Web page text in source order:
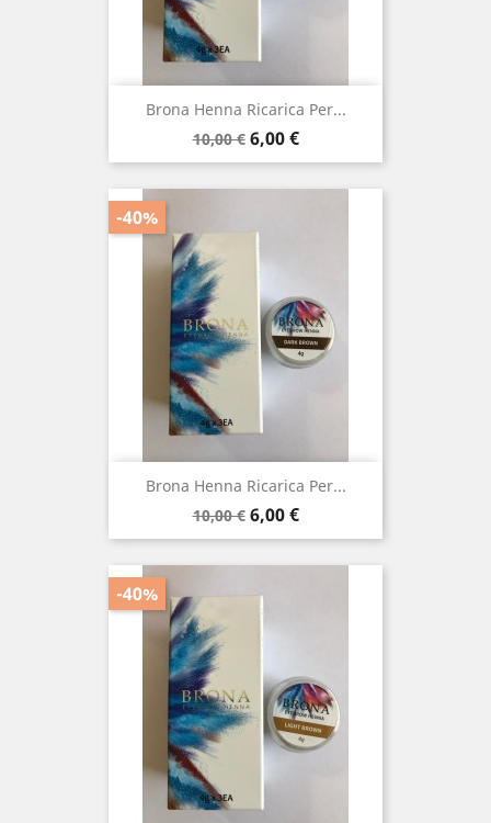
Brona Henna Ricarica Per...
Prezzo
base
10,00 € Prezzo
6,00 €
Brona Henna Ricarica Per...
Prezzo
base
10,00 € Prezzo
6,00 €
-40%
-40%